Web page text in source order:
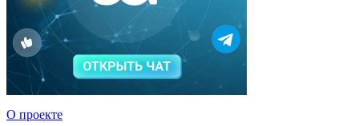
О проекте